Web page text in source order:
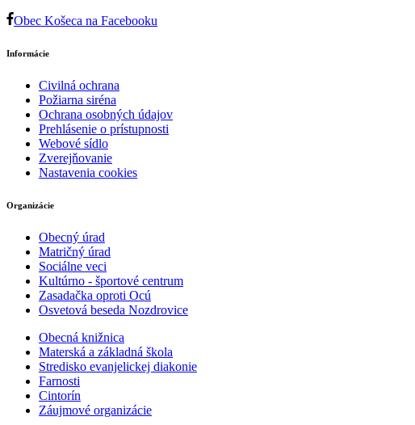
Obec Košeca na Facebooku
Informácie
Civilná ochrana
Požiarna siréna
Ochrana osobných údajov
Prehlásenie o prístupnosti
Webové sídlo
Zverejňovanie
Nastavenia cookies
Organizácie
Obecný úrad
Matričný úrad
Sociálne veci
Kultúrno - športové centrum
Zasadačka oproti Ocú
Osvetová beseda Nozdrovice
Obecná knižnica
Materská a základná škola
Stredisko evanjelickej diakonie
Farnosti
Cintorín
Záujmové organizácie